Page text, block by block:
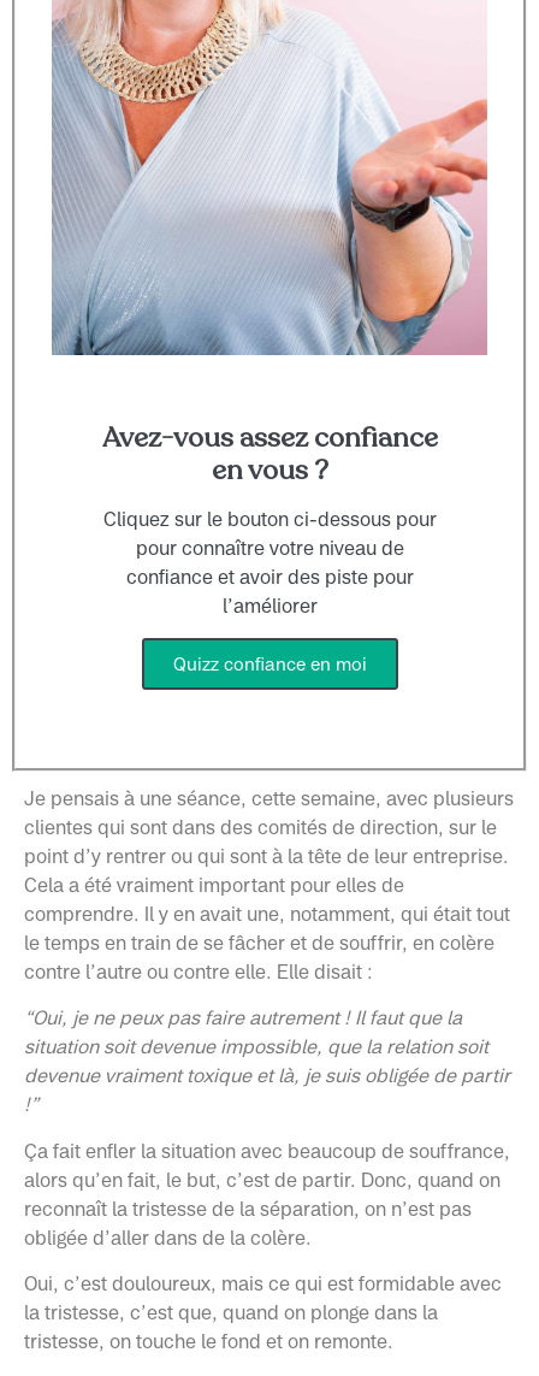
Avez-vous assez confiance
en vous ?
Cliquez sur le bouton ci-dessous pour
pour connaître votre niveau de
confiance et avoir des piste pour
l’améliorer
Quizz confiance en moi
Je pensais à une séance, cette semaine, avec plusieurs
clientes qui sont dans des comités de direction, sur le
point d’y rentrer ou qui sont à la tête de leur entreprise.
Cela a été vraiment important pour elles de
comprendre. Il y en avait une, notamment, qui était tout
le temps en train de se fâcher et de souffrir, en colère
contre l’autre ou contre elle. Elle disait :
“Oui, je ne peux pas faire autrement ! Il faut que la
situation soit devenue impossible, que la relation soit
devenue vraiment toxique et là, je suis obligée de partir
!”
Ça fait enfler la situation avec beaucoup de souffrance,
alors qu’en fait, le but, c’est de partir. Donc, quand on
reconnaît la tristesse de la séparation, on n’est pas
obligée d’aller dans de la colère.
Oui, c’est douloureux, mais ce qui est formidable avec
la tristesse, c’est que, quand on plonge dans la
tristesse, on touche le fond et on remonte.